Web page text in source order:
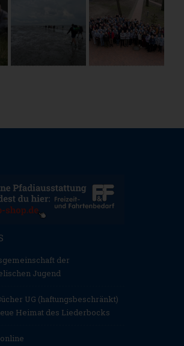
der
Jugend
UG (haftungsbeschränkt)
Heimat des Liederbocks